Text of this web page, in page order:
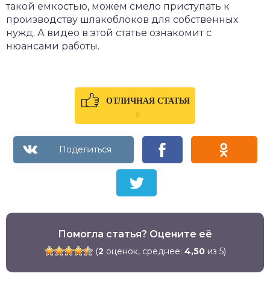
такой емкостью, можем смело приступать к
производству шлакоблоков для собственных
нужд. А видео в этой статье ознакомит с
нюансами работы.
ОТЛИЧНАЯ СТАТЬЯ
0
Помогла статья? Оцените её
(2 оценок, среднее: 4,50из 5)